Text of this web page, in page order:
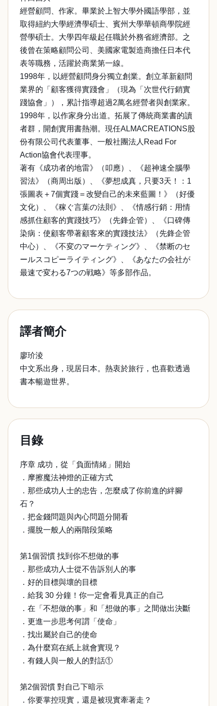
經營顧問、作家。畢業於上智大學外國語學部，並
取得紐約大學經濟學碩士、賓州大學華頓商學院經
營學碩士。大學四年級起任職於外務省經濟部。之
後曾在策略顧問公司、美國家電製造商擔任日本代
表等職務，活躍於商業第一線。
1998年，以經營顧問身分獨立創業。創立革新顧問
業界的「顧客獲得實踐會」（現為「次世代行銷實
踐協會」），累計指導超過2萬名經營者與創業家。
1998年，以作家身分出道。拓展了傳統商業書的讀
者群，開創實用書熱潮。現任ALMACREATIONS股
份有限公司代表董事、一般社團法人Read For
Action協會代表理事。
著有《成功者的地雷》（叩應）、《超神速全腦學
習法》（商周出版）、《夢想成真，只要3天！：1
張圖表＋7個實踐＝改變自己的未來藍圖！》（好優
文化）、《稼ぐ言葉の法則》、《情感行銷：用情
感抓住顧客的實踐技巧》（先鋒企管）、《口碑傳
染病：使顧客帶著顧客來的實踐技法》（先鋒企管
中心）、《不変のマーケティング》、《禁断のセ
ールスコピーライティング》、《あなたの会社が
最速で変わる7つの戦略》等多部作品。
譯者簡介
廖玠淩
中文系出身，現居日本。熱衷於旅行，也喜歡透過
書本暢遊世界。
目錄
序章 成功，從「負面情緒」開始
．摩擦魔法神燈的正確方式
．那些成功人士的忠告，怎麼成了你前進的絆腳
石？
．把金錢問題與內心問題分開看
．擺脫一般人的兩階段策略
第1個習慣 找到你不想做的事
．那些成功人士從不告訴別人的事
．好的目標與壞的目標
．給我 30 分鐘！你一定會看見真正的自己
．在「不想做的事」和「想做的事」之間做出決斷
．更進一步思考何謂「使命」
．找出屬於自己的使命
．為什麼寫在紙上就會實現？
．有錢人與一般人的對話①
第2個習慣 對自己下暗示
．你要掌控現實，還是被現實牽著走？